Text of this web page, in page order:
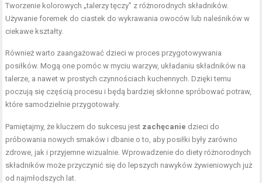
Tworzenie kolorowych „talerzy tęczy” z różnorodnych składników.
Używanie foremek do ciastek do wykrawania owoców lub naleśników w
ciekawe kształty.
Również warto zaangażować dzieci w proces przygotowywania
posiłków. Mogą one pomóc w myciu warzyw, układaniu składników na
talerze, a nawet w prostych czynnościach kuchennych. Dzięki temu
poczują się częścią procesu i będą bardziej skłonne spróbować potraw,
które samodzielnie przygotowały.
Pamiętajmy, że kluczem do sukcesu jest zachęcanie dzieci do
próbowania nowych smaków i dbanie o to, aby posiłki były zarówno
zdrowe, jak i przyjemne wizualnie. Wprowadzenie do diety różnorodnych
składników może przyczynić się do lepszych nawyków żywieniowych już
od najmłodszych lat.